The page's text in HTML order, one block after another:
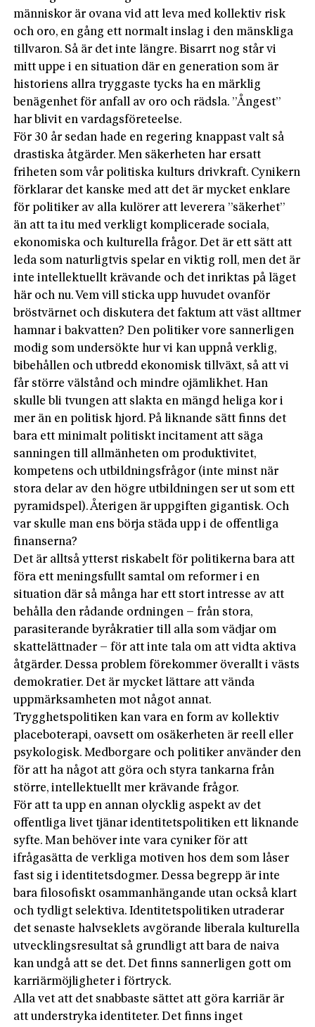
människor är ovana vid att leva med kollektiv risk
och oro, en gång ett normalt inslag i den mänskliga
tillvaron. Så är det inte längre. Bisarrt nog står vi
mitt uppe i en situation där en generation som är
historiens allra tryggaste tycks ha en märklig
benägenhet för anfall av oro och rädsla. ”Ångest”
har blivit en vardagsföreteelse.
För 30 år sedan hade en regering knappast valt så
drastiska åtgärder. Men säkerheten har ersatt
friheten som vår politiska kulturs drivkraft. Cynikern
förklarar det kanske med att det är mycket enklare
för politiker av alla kulörer att leverera ”säkerhet”
än att ta itu med verkligt komplicerade sociala,
ekonomiska och kulturella frågor. Det är ett sätt att
leda som naturligtvis spelar en viktig roll, men det är
inte intellektuellt krävande och det inriktas på läget
här och nu. Vem vill sticka upp huvudet ovanför
bröstvärnet och diskutera det faktum att väst alltmer
hamnar i bakvatten? Den politiker vore sannerligen
modig som undersökte hur vi kan uppnå verklig,
bibehållen och utbredd ekonomisk tillväxt, så att vi
får större välstånd och mindre ojämlikhet. Han
skulle bli tvungen att slakta en mängd heliga kor i
mer än en politisk hjord. På liknande sätt finns det
bara ett minimalt politiskt incitament att säga
sanningen till allmänheten om produktivitet,
kompetens och utbildningsfrågor (inte minst när
stora delar av den högre utbildningen ser ut som ett
pyramidspel). Återigen är uppgiften gigantisk. Och
var skulle man ens börja städa upp i de offentliga
finanserna?
Det är alltså ytterst riskabelt för politikerna bara att
föra ett meningsfullt samtal om reformer i en
situation där så många har ett stort intresse av att
behålla den rådande ordningen – från stora,
parasiterande byråkratier till alla som vädjar om
skattelättnader – för att inte tala om att vidta aktiva
åtgärder. Dessa problem förekommer överallt i västs
demokratier. Det är mycket lättare att vända
uppmärksamheten mot något annat.
Trygghetspolitiken kan vara en form av kollektiv
placeboterapi, oavsett om osäkerheten är reell eller
psykologisk. Medborgare och politiker använder den
för att ha något att göra och styra tankarna från
större, intellektuellt mer krävande frågor.
För att ta upp en annan olycklig aspekt av det
offentliga livet tjänar identitetspolitiken ett liknande
syfte. Man behöver inte vara cyniker för att
ifrågasätta de verkliga motiven hos dem som låser
fast sig i identitetsdogmer. Dessa begrepp är inte
bara filosofiskt osammanhängande utan också klart
och tydligt selektiva. Identitetspolitiken utraderar
det senaste halvseklets avgörande liberala kulturella
utvecklingsresultat så grundligt att bara de naiva
kan undgå att se det. Det finns sannerligen gott om
karriärmöjligheter i förtryck.
Alla vet att det snabbaste sättet att göra karriär är
att understryka identiteter. Det finns inget